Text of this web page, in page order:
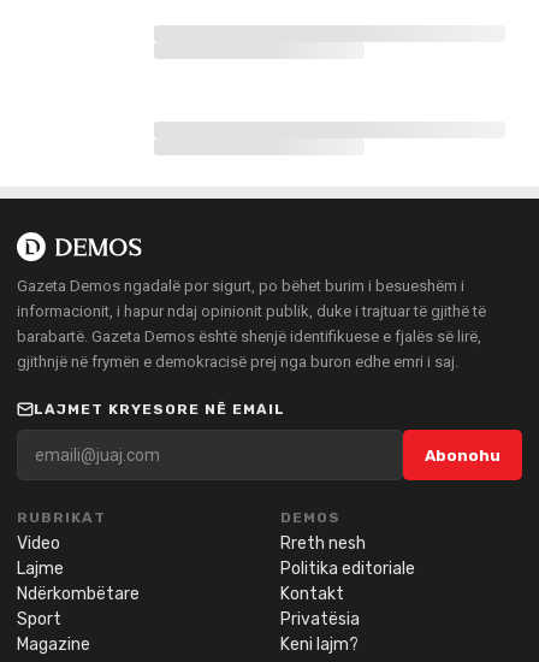
Gazeta Demos ngadalë por sigurt, po bëhet burim i besueshëm i
informacionit, i hapur ndaj opinionit publik, duke i trajtuar të gjithë të
barabartë. Gazeta Demos është shenjë identifikuese e fjalës së lirë,
gjithnjë në frymën e demokracisë prej nga buron edhe emri i saj.
LAJMET KRYESORE NË EMAIL
Abonohu
RUBRIKAT
Video
Lajme
Ndërkombëtare
Sport
Magazine
DEMOS
Rreth nesh
Politika editoriale
Kontakt
Privatësia
Keni lajm?